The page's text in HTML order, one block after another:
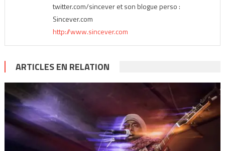
twitter.com/sincever et son blogue perso :
Sincever.com
http://www.sincever.com
ARTICLES EN RELATION